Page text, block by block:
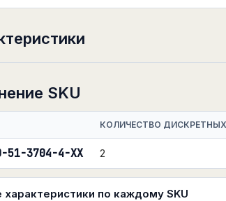
SKU
КОЛИЧЕСТВО
51-3704-4-XX 2
характеристики по каждому SKU